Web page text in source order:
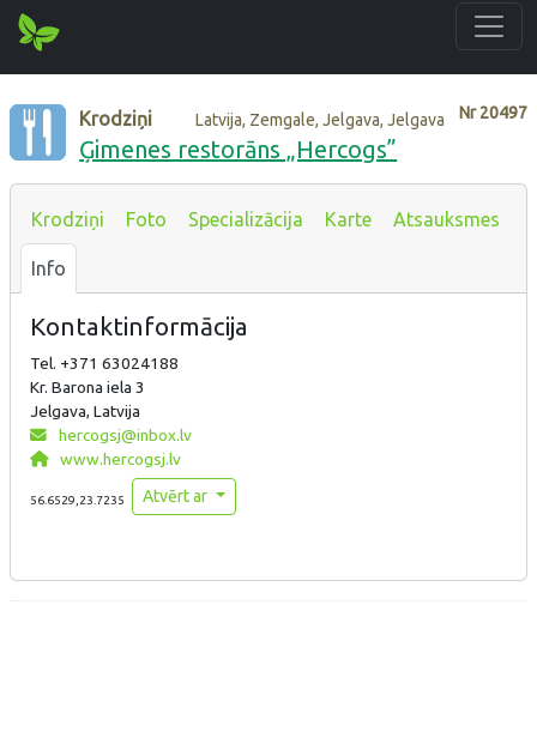
Nr20497
Krodziņi Latvija, Zemgale, Jelgava, Jelgava
Ģimenes restorāns „Hercogs”
Krodziņi Foto Specializācija Karte Atsauksmes
Info
Kontaktinformācija
Tel. +371 63024188
Kr. Barona iela 3
Jelgava, Latvija
hercogsj@inbox.lv
www.hercogsj.lv
56.6529,23.7235 Atvērt ar